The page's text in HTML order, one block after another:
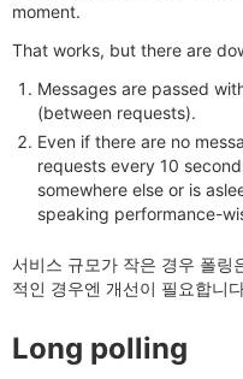
moment.
That works, but there are
Messages are passed
(between requests).
Even if there are no
requests every 10
somewhere else or is
speaking performance-
서비스 규모가 작은 경우 폴링
적인 경우엔 개선이 필요합니
Long polling